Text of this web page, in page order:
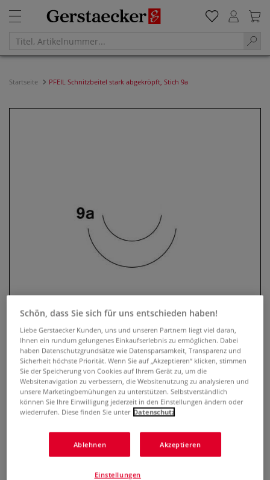
Startseite PFEIL Schnitzbeitel stark abgekröpft, Stich 9a
PFEIL Schnitzbeitel stark
abgekröpft, Stich 9a
0 Bewertungen
Der pfeil Hohlbeitel Stich 9a bietet mit seiner tiefen
Schön, dass Sie sich für uns entschieden haben!
Liebe Gerstaecker Kunden, uns und unseren Partnern liegt viel daran,
Ihnen ein rundum gelungenes Einkaufserlebnis zu ermöglichen. Dabei
haben Datenschutzgrundsätze wie Datensparsamkeit, Transparenz und
Sicherheit höchste Priorität. Wenn Sie auf „Akzeptieren“ klicken, stimmen
Sie der Speicherung von Cookies auf Ihrem Gerät zu, um die
Websitenavigation zu verbessern, die Websitenutzung zu analysieren und
unsere Marketingbemühungen zu unterstützen. Selbstverständlich
können Sie Ihre Einwilligung jederzeit in den Einstellungen ändern oder
wiederrufen. Diese finden Sie unter Datenschutz
Ablehnen Akzeptieren
Einstellungen